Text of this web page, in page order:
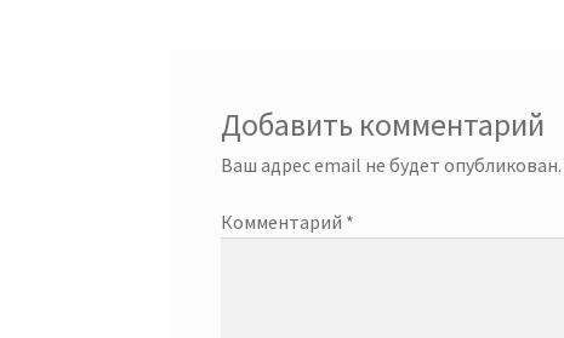
Добавить комментарий
Ваш адрес email не будет опубликован.
Комментарий *